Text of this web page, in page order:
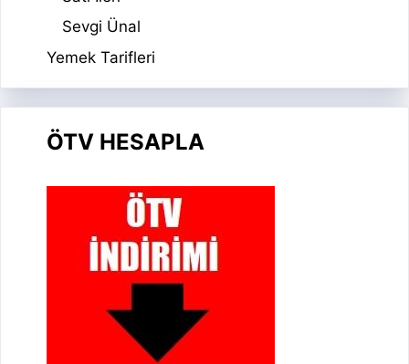
Sevgi Ünal
Yemek Tarifleri
ÖTV HESAPLA